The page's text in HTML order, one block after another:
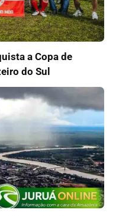
a Copa de
do Sul